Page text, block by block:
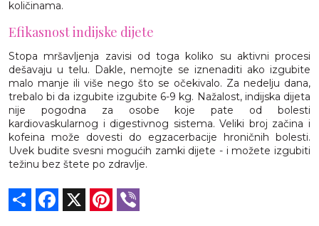
količinama.
Efikasnost indijske dijete
Stopa mršavljenja zavisi od toga koliko su aktivni procesi
dešavaju u telu. Dakle, nemojte se iznenaditi ako izgubite
malo manje ili više nego što se očekivalo. Za nedelju dana,
trebalo bi da izgubite izgubite 6-9 kg. Nažalost, indijska dijeta
nije pogodna za osobe koje pate od bolesti
kardiovaskularnog i digestivnog sistema. Veliki broj začina i
kofeina može dovesti do egzacerbacije hroničnih bolesti.
Uvek budite svesni mogućih zamki dijete - i možete izgubiti
težinu bez štete po zdravlje.
Share Facebook Pinterest